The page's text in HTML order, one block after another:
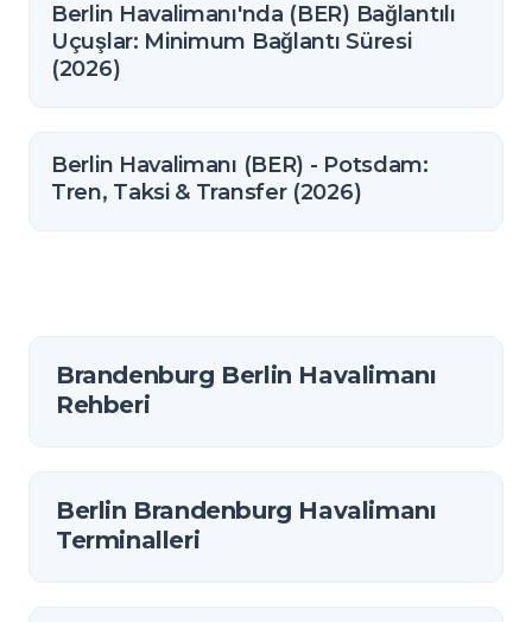
Berlin Havalimanı'nda (BER) Bağlantılı
Uçuşlar: Minimum Bağlantı Süresi
(2026)
Berlin Havalimanı (BER) - Potsdam:
Tren, Taksi & Transfer (2026)
Brandenburg Berlin Havalimanı
Rehberi
Berlin Brandenburg Havalimanı
Terminalleri